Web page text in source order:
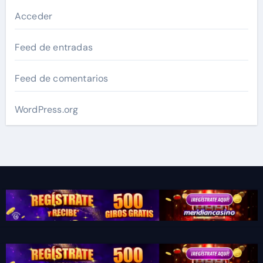
Acceder
Feed de entradas
Feed de comentarios
WordPress.org